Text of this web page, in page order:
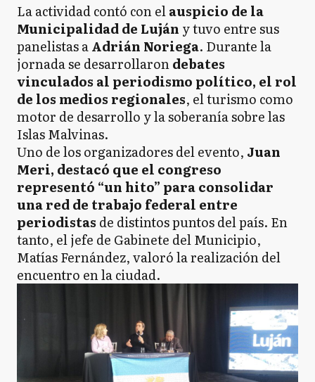
La actividad contó con elauspicio de la
Municipalidad de Luján y tuvo entre sus
panelistas aAdrián Noriega. Durante la
jornada se desarrollarondebates
vinculados al periodismo político, el rol
de los medios regionales, el turismo como
motor de desarrollo y la soberanía sobre las
Islas Malvinas.
Uno de los organizadores del evento, Juan
Meri, destacó que el congreso
representó “un hito” para consolidar
una red de trabajo federal entre
periodistas de distintos puntos del país. En
tanto, el jefe de Gabinete del Municipio,
Matías Fernández, valoró la realización del
encuentro en la ciudad.